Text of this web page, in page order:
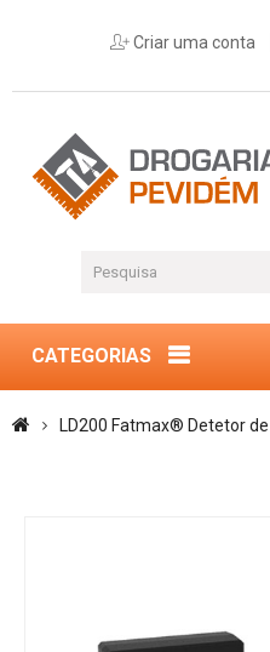
Criar uma conta
CATEGORIAS
LD200 Fatmax® Detetor